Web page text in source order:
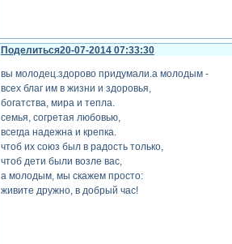
Поделиться20-07-2014 07:33:30
вы молодец.здорово придумали.а молодым -
всех благ им в жизни и здоровья,
богатства, мира и тепла.
семья, согретая любовью,
всегда надежна и крепка.
чтоб их союз был в радость только,
чтоб дети были возле вас,
а молодым, мы скажем просто:
живите дружно, в добрый час!